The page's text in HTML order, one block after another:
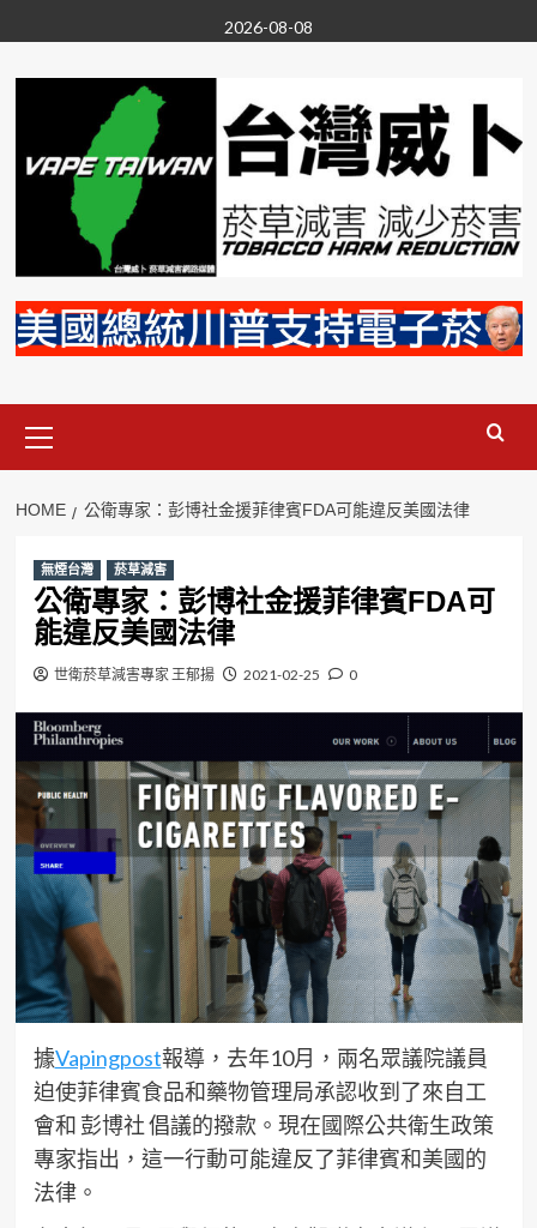
to
content
2026-08-08
Menu
HOME 公衛專家：彭博社金援菲律賓FDA可能違反美國法律
無煙台灣 菸草減害
公衛專家：彭博社金援菲律賓FDA可
能違反美國法律
世衛菸草減害專家 王郁揚 2021-02-25 0
據Vapingpost報導，去年10月，兩名眾議院議員
迫使菲律賓食品和藥物管理局承認收到了來自工
會和 彭博社 倡議的撥款。現在國際公共衛生政策
專家指出，這一行動可能違反了菲律賓和美國的
法律。